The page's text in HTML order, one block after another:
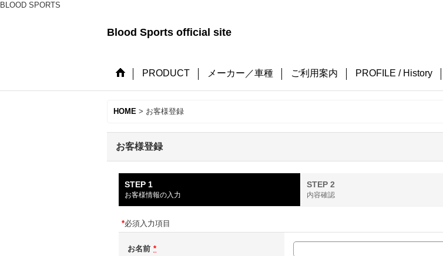
BLOOD SPORTS
Blood Sports official site
PRODUCT メーカー／車種 ご利用案内 PROFILE / History
HOME > お客様登録
お客様登録
STEP 1
お客様情報の入力
STEP 2
内容確認
*必須入力項目
お名前 *